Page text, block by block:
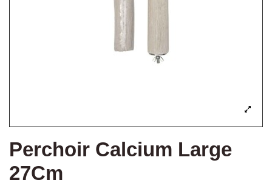
Perchoir Calcium Large
27Cm